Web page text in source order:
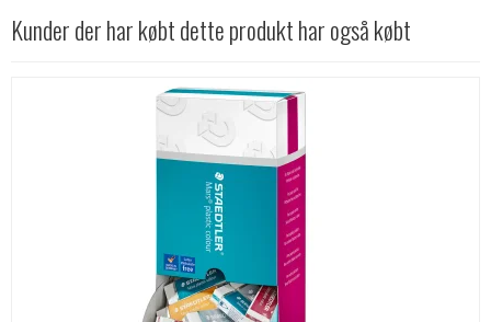
Kunder der har købt dette produkt har også købt